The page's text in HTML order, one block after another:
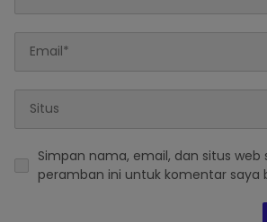
Simpan nama, email, dan situs web
peramban ini untuk komentar saya